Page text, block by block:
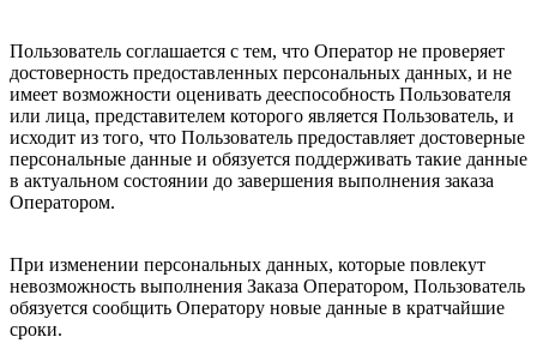
Пользователь соглашается с тем, что Оператор не проверяет
достоверность предоставленных персональных данных, и не
имеет возможности оценивать дееспособность Пользователя
или лица, представителем которого является Пользователь, и
исходит из того, что Пользователь предоставляет достоверные
персональные данные и обязуется поддерживать такие данные
в актуальном состоянии до завершения выполнения заказа
Оператором.
При изменении персональных данных, которые повлекут
невозможность выполнения Заказа Оператором, Пользователь
обязуется сообщить Оператору новые данные в кратчайшие
сроки.